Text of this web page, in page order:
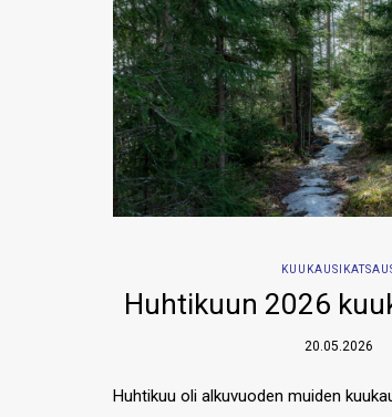
Huhtikuun 2026
20.05.2026
Huhtikuu oli alkuvuoden muiden